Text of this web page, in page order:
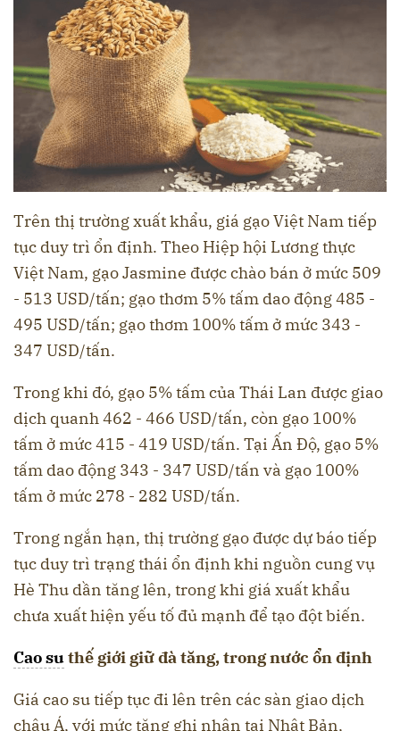
Trên thị trường xuất khẩu, giá gạo Việt Nam tiếp
tục duy trì ổn định. Theo Hiệp hội Lương thực
Việt Nam, gạo Jasmine được chào bán ở mức 509
- 513 USD/tấn; gạo thơm 5% tấm dao động 485 -
495 USD/tấn; gạo thơm 100% tấm ở mức 343 -
347 USD/tấn.
Trong khi đó, gạo 5% tấm của Thái Lan được giao
dịch quanh 462 - 466 USD/tấn, còn gạo 100%
tấm ở mức 415 - 419 USD/tấn. Tại Ấn Độ, gạo 5%
tấm dao động 343 - 347 USD/tấn và gạo 100%
tấm ở mức 278 - 282 USD/tấn.
Trong ngắn hạn, thị trường gạo được dự báo tiếp
tục duy trì trạng thái ổn định khi nguồn cung vụ
Hè Thu dần tăng lên, trong khi giá xuất khẩu
chưa xuất hiện yếu tố đủ mạnh để tạo đột biến.
Cao suthế giới giữ đà tăng, trong nước ổn định
Giá cao su tiếp tục đi lên trên các sàn giao dịch
châu Á, với mức tăng ghi nhận tại Nhật Bản,